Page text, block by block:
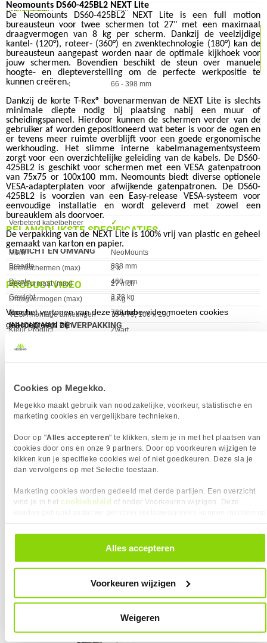
Cookies op Megekko.
Megekko maakt gebruik van noodzakelijke, voorkeur, statistische en
marketing cookies en vergelijkbare technieken.
Door op "Alles accepteren" te klikken, stem je in met het plaatsen van
cookies door ons en onze 9 partners. Door op voorkeuren wijzigen te
kikken kun je specifieke cookies wel of niet goedkeuren. Deze sla je
dan vervolgens op met Selectie toestaan.
Marketing cookies worden gedeeld met derde partijen. Een overzicht
vind je in het cookiebeleid of onder Voorkeuren wijzigen. Deze
alle cookies. Je kunt je gegeven toestemming altijd intrekken, dit doe je
door in de footer van onze website te klikken op ‘Cookievoorkeuren’
Alles accepteren
Voorkeuren wijzigen
Weigeren
❮ ❯
De Neomounts Next lite monitorarm zwart DS60-425BL2 is een praktische
bureausteun voor twee monitoren tot 27 inch. Dit dual monitor beugelsysteem
is geschikt voor VESA montagestandaarden van 75x75 en 100x100 millimeter
met een maximaal draagvermogen van 8 kilogram per arm. Het zwarte design
past in moderne kantooromgevingen en biedt flexibele positionering voor
ergonomische werkplekken. Ideaal voor professionals die meerdere schermen
nodig hebben.
BELANGRIJKSTE SPECIFICATIES
Eigenschap Waarde
Merk
NeoMounts
Beeldschermen (max)
2 x
Beeldformaat (max)
27 inch
Draagvermogen (max)
8 Kg
VESA montage afmetingen
75 x 75, 100 x 100
Kleur Product
Zwart
Verkrijgbaar sinds
Garantie
GA NAAR
OMSCHRIJVING SPECIFICATIES
COMBINEER
PRODUCTVIDEO
VAAK SAMEN GEKOCHT
VERGELIJKBARE PRODUCTEN
EXTRA INFORMATIE
Kleur Product
Zwart
Materiaal
Staal
Voetenkleur
Zwart
ERGONOMIE
Eigenschap Waarde
Afstand tot de muur (min)
12,8 cm
Diepte-instelbereik
66 - 398 mm
Draaibaar
✓︎
Draai hoek
360 °
Hoogte
verstelbaarheidsbereik
295 - 607 mm
Zwenken
✓︎
Hoogte verstelbaar
✓︎
Mechanische veer
✖︎
Beeldformaat (max)
27 inch
Verbeterd kabelbeheer
✓︎
Verstelbare diepte
✓︎
GEWICHT EN OMVANG
Eigenschap Waarde
Breedte
888 mm
Diepte
460 mm
Gewicht
3,78 kg
Hoogte
763 mm
INHOUD VAN DE VERPAKKING
KENMERKEN
Minimale schermgrootte
MONTAGE
Bureaubladdikte (max)
Bureaubladdikte (min)
1 cm
Doorvoerbevestiging bureau
dikte (max)
4 cm
Klemopzetstuk bureau dikte
8 cm
Maximaal draagvermogen
8 kg
OVERIGE SPECIFICATIES
Neomounts DS60-425BL2 NEXT Lite
De
Neomounts DS60-425BL2 NEXT Lite is een full motion
bureausteun voor twee schermen tot 27" met een maximaal
draagvermogen van 8 kg per scherm. Dankzij de veelzijdige
kantel- (120°), roteer- (360°) en zwenktechnologie (180°) kan de
bureausteun aangepast worden naar de optimale kijkhoek voor
jouw schermen. Bovendien beschikt de steun over manuele
hoogte- en diepteverstelling om de perfecte werkpositie te
kunnen creëren.
Dankzij de korte T-Rex® bovenarmenvan de NEXT Lite is slechts
minimale diepte nodig bij plaatsing nabij een muur of
scheidingspaneel. Hierdoor kunnen de schermen verder van de
gebruiker af worden gepositioneerd wat beter is voor de ogen en
er tevens meer ruimte overblijft voor een goede ergonomische
werkhouding. Het slimme interne kabelmanagementsysteem
zorgt voor een overzichtelijke geleiding van de kabels. De DS60-
425BL2 is geschikt voor schermen met een VESA gatenpatroon
van 75x75 or 100x100 mm. Neomounts biedt diverse optionele
VESA-adapterplaten voor afwijkende gatenpatronen. De DS60-
425BL2 is voorzien van een Easy-release VESA-systeem voor
eenvoudige installatie en wordt geleverd met zowel een
bureauklem als doorvoer.
De verpakking van de NEXT Lite is 100% vrij van plastic en geheel
gemaakt van karton en papier.
PRODUCTVIDEO
Voor het vertonen van deze youtube-video moeten cookies
geaccepteerd zijn.
QHD 210Hz IPS Gaming Monitor
VERGELIJKBARE PRODUCTEN
tot 27"